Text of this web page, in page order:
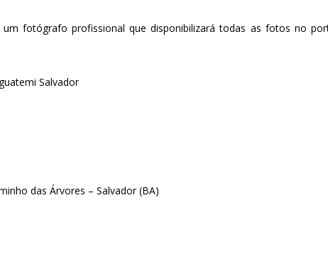
fotógrafo profissional que disponibilizará todas as fotos no
Salvador
das Árvores – Salvador (BA)